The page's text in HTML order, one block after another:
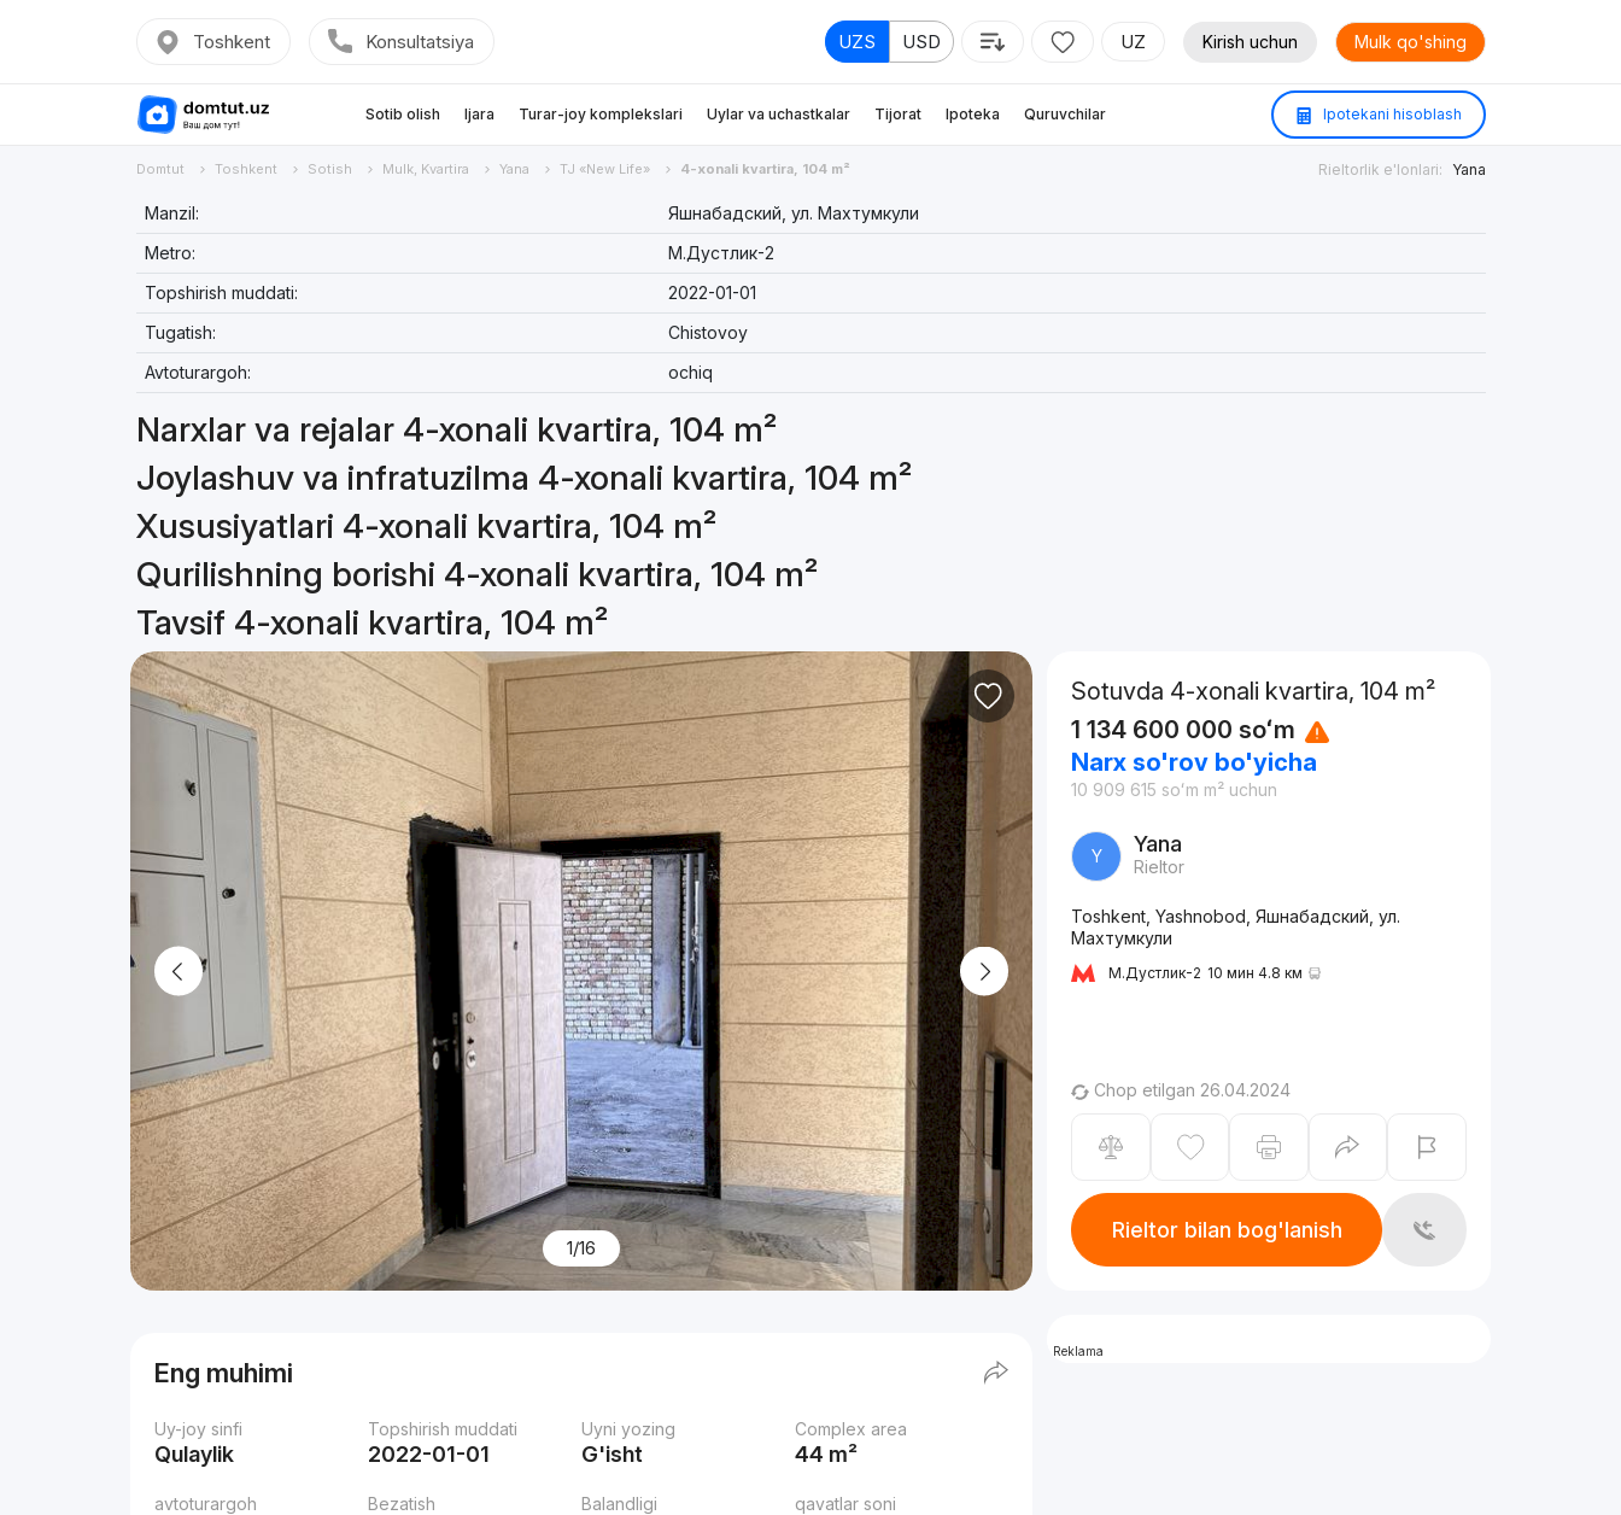
Toshkent Konsultatsiya UZS USD UZ Kirish uchun Mulk qo'shing
Sotib olish Ijara Turar-joy komplekslari Uylar va uchastkalar Tijorat Ipoteka Quruvchilar Ipotekani hisoblash
Domtut Toshkent Sotish Mulk, Kvartira Yana TJ «New Life» 4-xonali kvartira, 104 m² Rieltorlik e'lonlari: Yana
Manzil:
Яшнабадский, ул. Махтумкули
Metro:
М.Дустлик-2
Topshirish muddati:
2022-01-01
Tugatish:
Chistovoy
Avtoturargoh:
ochiq
Narxlar va rejalar 4-xonali kvartira, 104 m²
Joylashuv va infratuzilma 4-xonali kvartira, 104 m²
Xususiyatlari 4-xonali kvartira, 104 m²
Qurilishning borishi 4-xonali kvartira, 104 m²
Tavsif 4-xonali kvartira, 104 m²
1/16
Eng muhimi
Uy-joy sinfi
Qulaylik
Topshirish muddati
2022-01-01
Uyni yozing
G'isht
Complex area
44 m²
avtoturargoh Bezatish Balandligi qavatlar soni
Sotuvda 4-xonali kvartira, 104 m²
1 134 600 000 soʻm
Narx so'rov bo'yicha
10 909 615 soʻm m² uchun
Y Yana
Rieltor
Toshkent, Yashnobod, Яшнабадский, ул.
Махтумкули
М.Дустлик-2 10 мин 4.8 км
Chop etilgan 26.04.2024
Rieltor bilan bog'lanish
Reklama